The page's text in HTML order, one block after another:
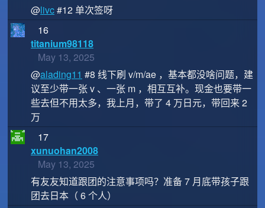
@livc#12 单次签呀
16
titanium98118
May 13, 2025
@alading11 #8 线下刷 v/m/ae ，基本都没啥问题，建
议至少带一张 v 、一张 m ，相互互补。现金也要带一
些去但不用太多，我上月，带了 4 万日元，带回来 2
万
17
xunuohan2008
May 13, 2025
有友友知道跟团的注意事项吗？准备 7 月底带孩子跟
团去日本（ 6 个人）